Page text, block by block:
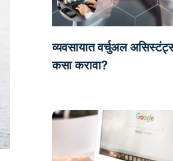
व्यवसायात वर्चुअल
कसा करावा?